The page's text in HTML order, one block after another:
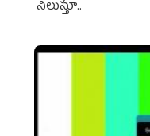
నిలుస్తూ..